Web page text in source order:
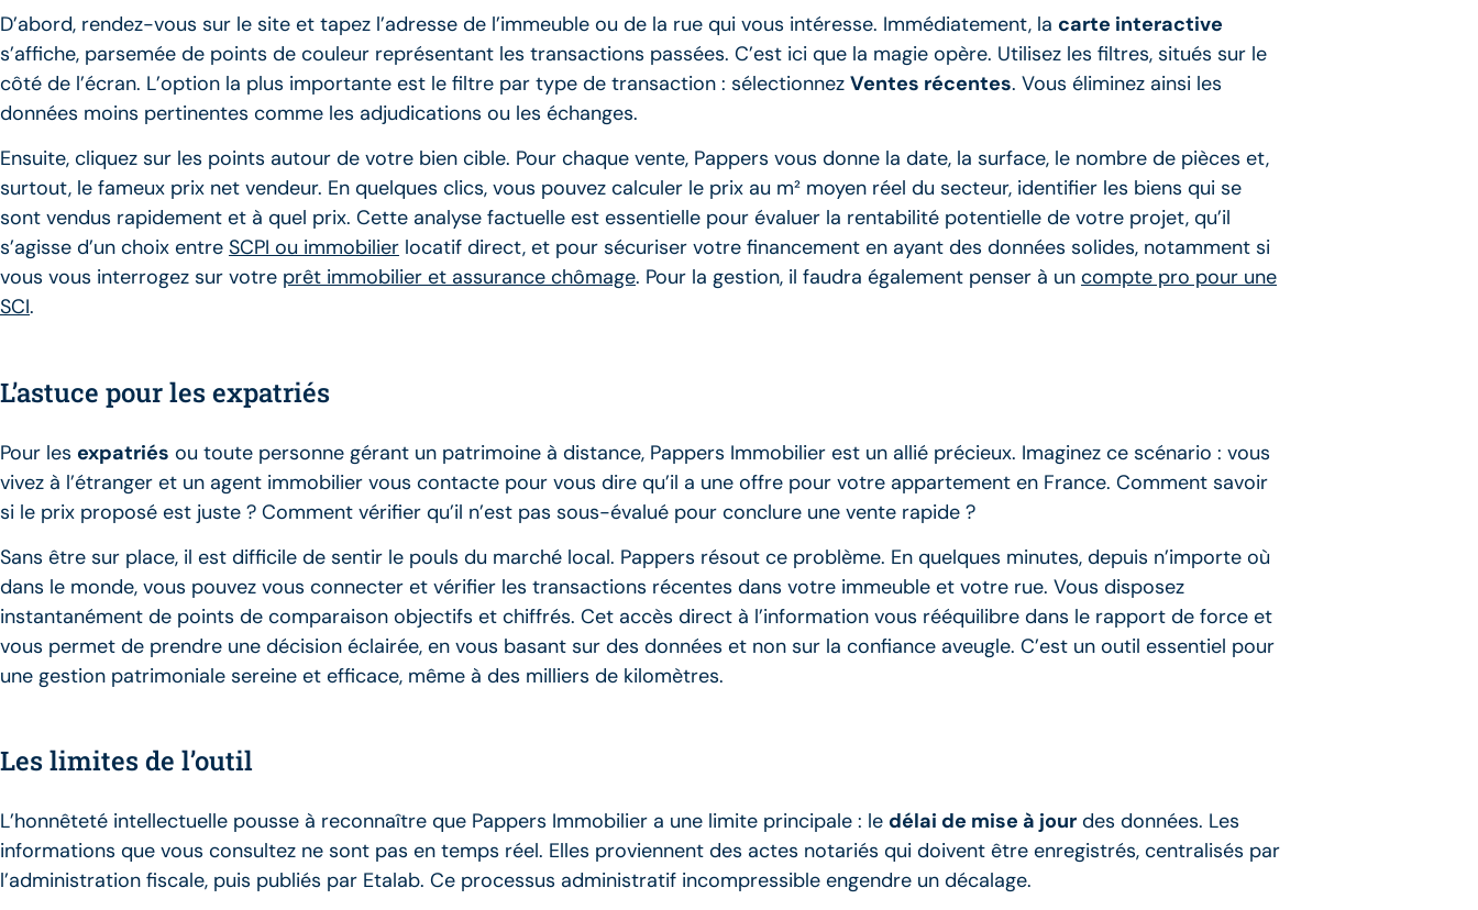
D’abord, rendez-vous sur le site et tapez l’adresse de l’immeuble ou de la rue qui vous intéresse. Immédiatement, la carte interactive
s’affiche, parsemée de points de couleur représentant les transactions passées. C’est ici que la magie opère. Utilisez les filtres, situés sur le
côté de l’écran. L’option la plus importante est le filtre par type de transaction : sélectionnez Ventes récentes. Vous éliminez ainsi les
données moins pertinentes comme les adjudications ou les échanges.
Ensuite, cliquez sur les points autour de votre bien cible. Pour chaque vente, Pappers vous donne la date, la surface, le nombre de pièces et,
surtout, le fameux prix net vendeur. En quelques clics, vous pouvez calculer le prix au m² moyen réel du secteur, identifier les biens qui se
sont vendus rapidement et à quel prix. Cette analyse factuelle est essentielle pour évaluer la rentabilité potentielle de votre projet, qu’il
s’agisse d’un choix entre SCPI ou immobilier locatif direct, et pour sécuriser votre financement en ayant des données solides, notamment si
vous vous interrogez sur votre prêt immobilier et assurance chômage. Pour la gestion, il faudra également penser à un compte pro pour une
SCI.
L’astuce pour les expatriés
Pour les expatriés ou toute personne gérant un patrimoine à distance, Pappers Immobilier est un allié précieux. Imaginez ce scénario : vous
vivez à l’étranger et un agent immobilier vous contacte pour vous dire qu’il a une offre pour votre appartement en France. Comment savoir
si le prix proposé est juste ? Comment vérifier qu’il n’est pas sous-évalué pour conclure une vente rapide ?
Sans être sur place, il est difficile de sentir le pouls du marché local. Pappers résout ce problème. En quelques minutes, depuis n’importe où
dans le monde, vous pouvez vous connecter et vérifier les transactions récentes dans votre immeuble et votre rue. Vous disposez
instantanément de points de comparaison objectifs et chiffrés. Cet accès direct à l’information vous rééquilibre dans le rapport de force et
vous permet de prendre une décision éclairée, en vous basant sur des données et non sur la confiance aveugle. C’est un outil essentiel pour
une gestion patrimoniale sereine et efficace, même à des milliers de kilomètres.
Les limites de l’outil
L’honnêteté intellectuelle pousse à reconnaître que Pappers Immobilier a une limite principale : le délai de mise à jour des données. Les
informations que vous consultez ne sont pas en temps réel. Elles proviennent des actes notariés qui doivent être enregistrés, centralisés par
l’administration fiscale, puis publiés par Etalab. Ce processus administratif incompressible engendre un décalage.